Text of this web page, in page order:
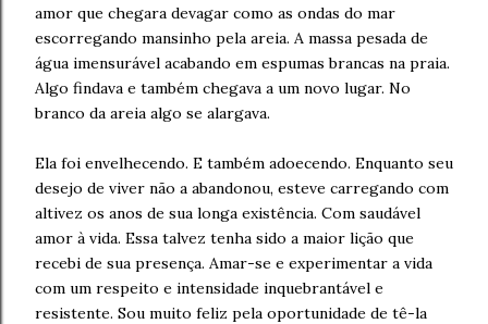
amor que chegara devagar como as ondas do mar
escorregando mansinho pela areia. A massa pesada de
água imensurável acabando em espumas brancas na praia.
Algo findava e também chegava a um novo lugar. No
branco da areia algo se alargava.
Ela foi envelhecendo. E também adoecendo. Enquanto seu
desejo de viver não a abandonou, esteve carregando com
altivez os anos de sua longa existência. Com saudável
amor à vida. Essa talvez tenha sido a maior lição que
recebi de sua presença. Amar-se e experimentar a vida
com um respeito e intensidade inquebrantável e
resistente. Sou muito feliz pela oportunidade de tê-la